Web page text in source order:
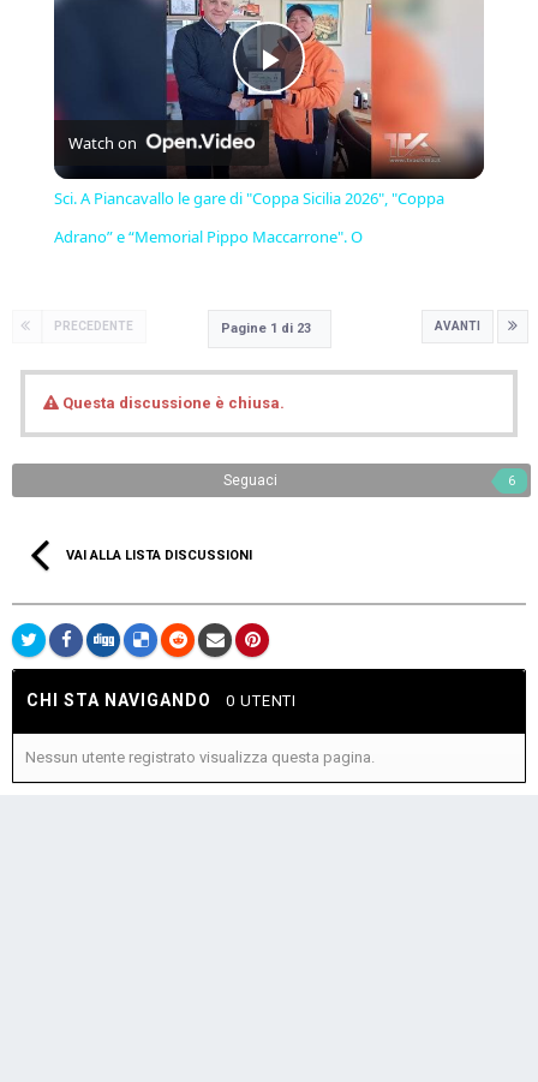
Play
Video
Watch on
Sci. A Piancavallo le gare di "Coppa Sicilia 2026", "Coppa
Adrano” e “Memorial Pippo Maccarrone". O
PRECEDENTE AVANTI
Pagine 1 di 23
Questa discussione è chiusa.
Seguaci 6
VAI ALLA LISTA DISCUSSIONI
CHI STA NAVIGANDO 0 UTENTI
Nessun utente registrato visualizza questa pagina.